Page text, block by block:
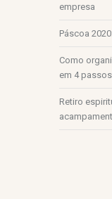
empresa
Páscoa
Como
em 4 passos
Retiro